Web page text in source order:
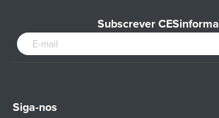
Subscrever CESinforma
Siga-nos